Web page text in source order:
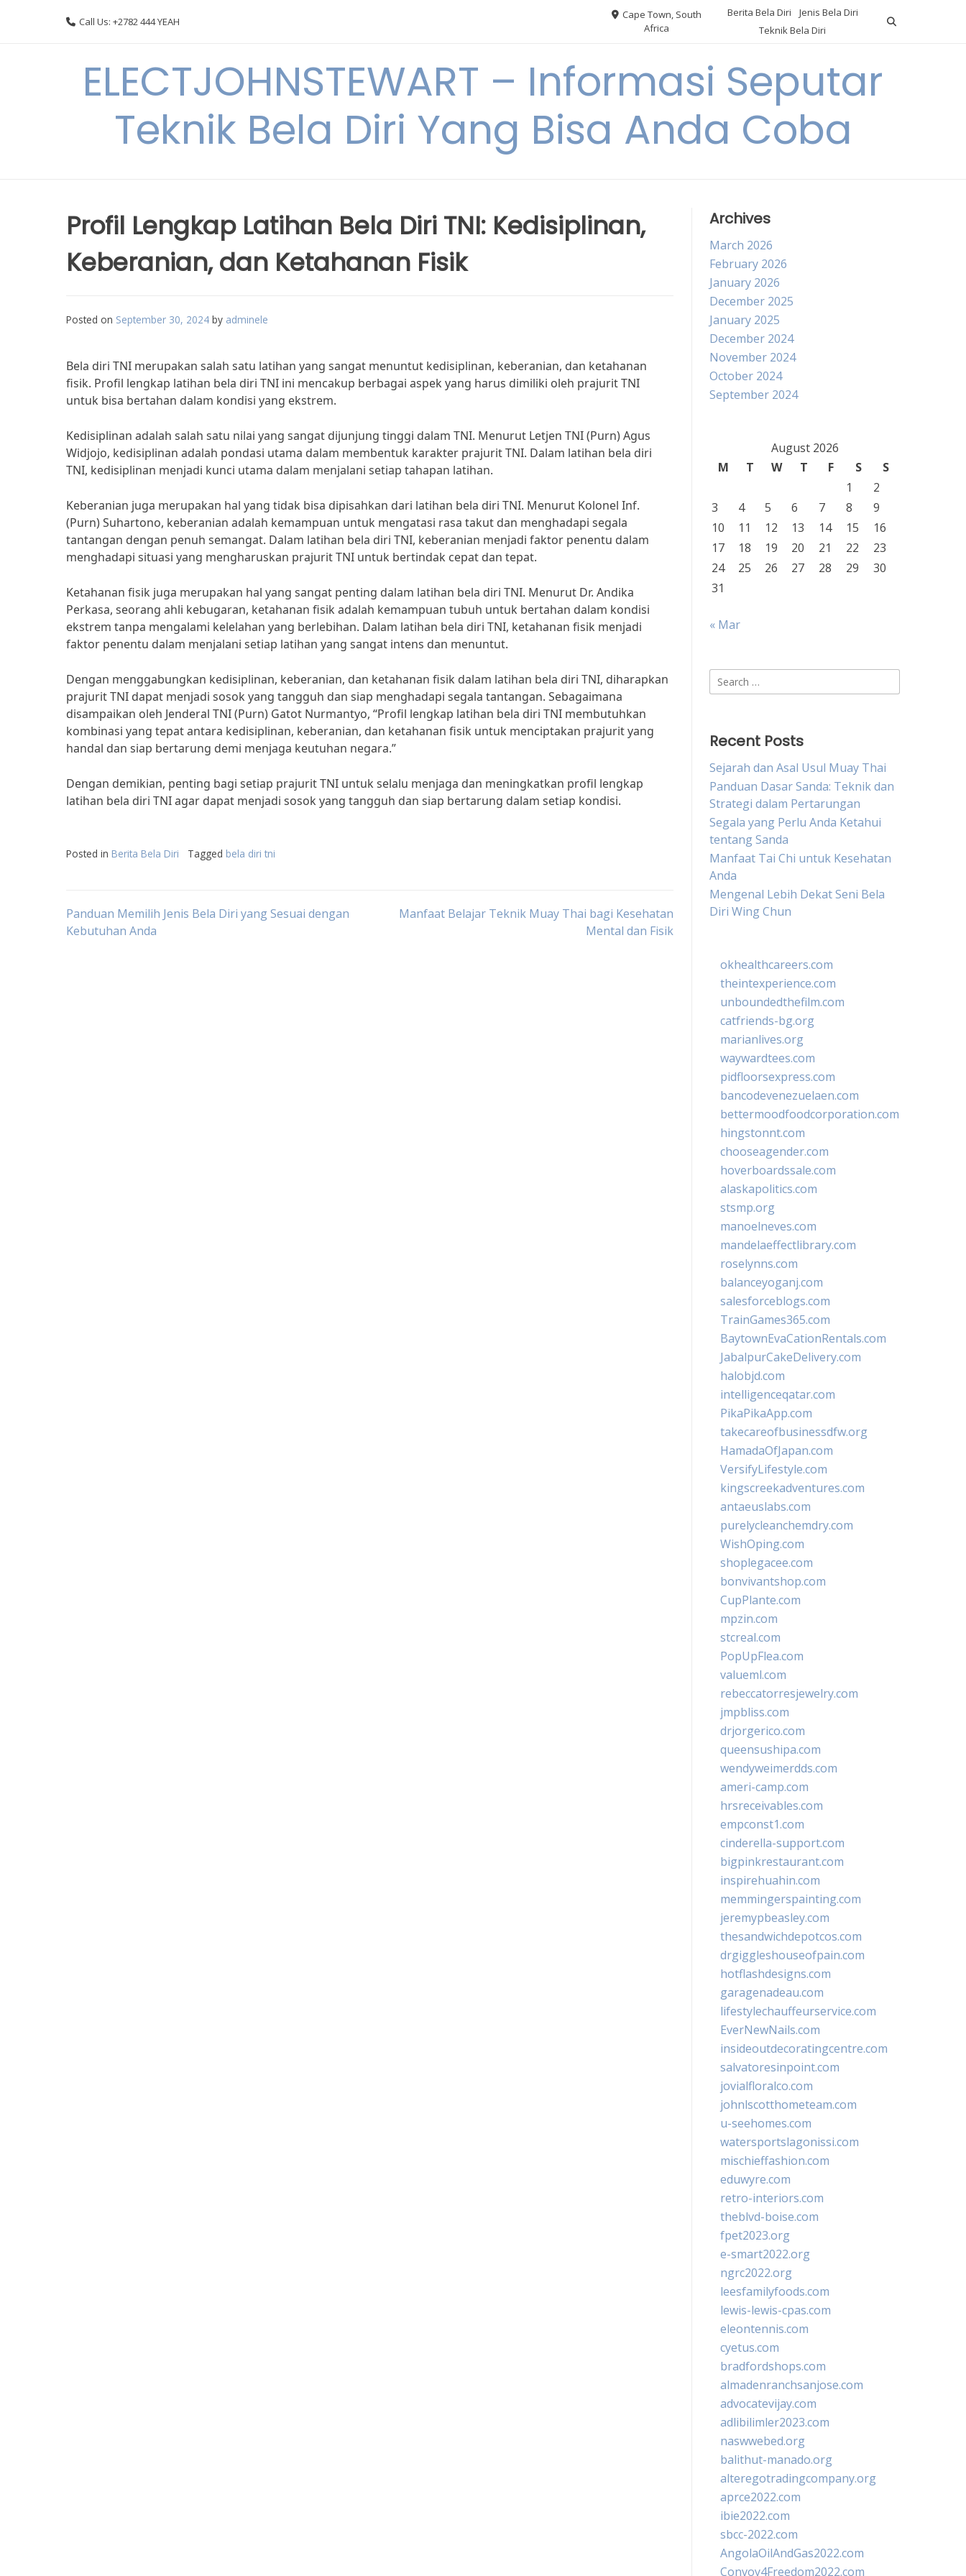
Call Us: +2782 444 YEAH
Cape Town, South
Africa
Berita Bela Diri
Jenis Bela Diri
Teknik Bela Diri
ELECTJOHNSTEWART – Informasi Seputar
Teknik Bela Diri Yang Bisa Anda Coba
Profil Lengkap Latihan Bela Diri TNI: Kedisiplinan,
Keberanian, dan Ketahanan Fisik
Posted on September 30, 2024 by adminele
Bela diri TNI merupakan salah satu latihan yang sangat menuntut kedisiplinan, keberanian, dan ketahanan
fisik. Profil lengkap latihan bela diri TNI ini mencakup berbagai aspek yang harus dimiliki oleh prajurit TNI
untuk bisa bertahan dalam kondisi yang ekstrem.
Kedisiplinan adalah salah satu nilai yang sangat dijunjung tinggi dalam TNI. Menurut Letjen TNI (Purn) Agus
Widjojo, kedisiplinan adalah pondasi utama dalam membentuk karakter prajurit TNI. Dalam latihan bela diri
TNI, kedisiplinan menjadi kunci utama dalam menjalani setiap tahapan latihan.
Keberanian juga merupakan hal yang tidak bisa dipisahkan dari latihan bela diri TNI. Menurut Kolonel Inf.
(Purn) Suhartono, keberanian adalah kemampuan untuk mengatasi rasa takut dan menghadapi segala
tantangan dengan penuh semangat. Dalam latihan bela diri TNI, keberanian menjadi faktor penentu dalam
menghadapi situasi yang mengharuskan prajurit TNI untuk bertindak cepat dan tepat.
Ketahanan fisik juga merupakan hal yang sangat penting dalam latihan bela diri TNI. Menurut Dr. Andika
Perkasa, seorang ahli kebugaran, ketahanan fisik adalah kemampuan tubuh untuk bertahan dalam kondisi
ekstrem tanpa mengalami kelelahan yang berlebihan. Dalam latihan bela diri TNI, ketahanan fisik menjadi
faktor penentu dalam menjalani setiap latihan yang sangat intens dan menuntut.
Dengan menggabungkan kedisiplinan, keberanian, dan ketahanan fisik dalam latihan bela diri TNI, diharapkan
prajurit TNI dapat menjadi sosok yang tangguh dan siap menghadapi segala tantangan. Sebagaimana
disampaikan oleh Jenderal TNI (Purn) Gatot Nurmantyo, “Profil lengkap latihan bela diri TNI membutuhkan
kombinasi yang tepat antara kedisiplinan, keberanian, dan ketahanan fisik untuk menciptakan prajurit yang
handal dan siap bertarung demi menjaga keutuhan negara.”
Dengan demikian, penting bagi setiap prajurit TNI untuk selalu menjaga dan meningkatkan profil lengkap
latihan bela diri TNI agar dapat menjadi sosok yang tangguh dan siap bertarung dalam setiap kondisi.
Posted in Berita Bela Diri Tagged bela diri tni
Post
Panduan Memilih Jenis Bela Diri yang Sesuai dengan
Kebutuhan Anda
Manfaat Belajar Teknik Muay Thai bagi Kesehatan
Mental dan Fisik
Archives
March 2026
February 2026
January 2026
December 2025
January 2025
December 2024
November 2024
October 2024
September 2024
August 2026
M
T W T F S
S
1
2
3
4 5 6 7 8
9
10
11 12 13 14 15
16
17
18 19 20 21 22
23
24
25 26 27 28 29
30
31
« Mar
Search
for:
Recent Posts
Sejarah dan Asal Usul Muay Thai
Panduan Dasar Sanda: Teknik dan
Strategi dalam Pertarungan
Segala yang Perlu Anda Ketahui
tentang Sanda
Manfaat Tai Chi untuk Kesehatan
Anda
Mengenal Lebih Dekat Seni Bela
Diri Wing Chun
okhealthcareers.com
theintexperience.com
unboundedthefilm.com
catfriends-bg.org
marianlives.org
waywardtees.com
pidfloorsexpress.com
bancodevenezuelaen.com
bettermoodfoodcorporation.com
hingstonnt.com
chooseagender.com
hoverboardssale.com
alaskapolitics.com
stsmp.org
manoelneves.com
mandelaeffectlibrary.com
roselynns.com
balanceyoganj.com
salesforceblogs.com
TrainGames365.com
BaytownEvaCationRentals.com
JabalpurCakeDelivery.com
halobjd.com
intelligenceqatar.com
PikaPikaApp.com
takecareofbusinessdfw.org
HamadaOfJapan.com
VersifyLifestyle.com
kingscreekadventures.com
antaeuslabs.com
purelycleanchemdry.com
WishOping.com
shoplegacee.com
bonvivantshop.com
CupPlante.com
mpzin.com
stcreal.com
PopUpFlea.com
valueml.com
rebeccatorresjewelry.com
jmpbliss.com
drjorgerico.com
queensushipa.com
wendyweimerdds.com
ameri-camp.com
hrsreceivables.com
empconst1.com
cinderella-support.com
bigpinkrestaurant.com
inspirehuahin.com
memmingerspainting.com
jeremypbeasley.com
thesandwichdepotcos.com
drgiggleshouseofpain.com
hotflashdesigns.com
garagenadeau.com
lifestylechauffeurservice.com
EverNewNails.com
insideoutdecoratingcentre.com
salvatoresinpoint.com
jovialfloralco.com
johnlscotthometeam.com
u-seehomes.com
watersportslagonissi.com
mischieffashion.com
eduwyre.com
retro-interiors.com
theblvd-boise.com
fpet2023.org
e-smart2022.org
ngrc2022.org
leesfamilyfoods.com
lewis-lewis-cpas.com
eleontennis.com
cyetus.com
bradfordshops.com
almadenranchsanjose.com
advocatevijay.com
adlibilimler2023.com
naswwebed.org
balithut-manado.org
alteregotradingcompany.org
aprce2022.com
ibie2022.com
sbcc-2022.com
AngolaOilAndGas2022.com
Convoy4Freedom2022.com